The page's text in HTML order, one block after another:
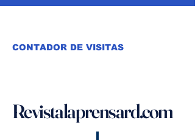
CONTADOR DE VISITAS
Revistalaprensard.com